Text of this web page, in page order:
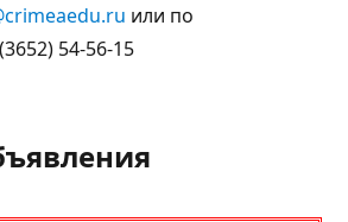
или по
54-56-15